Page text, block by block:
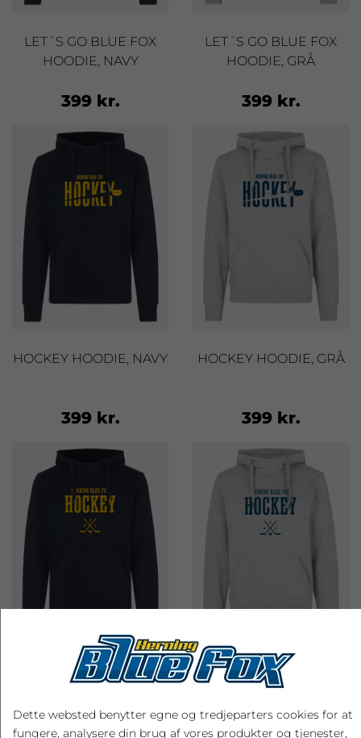
LET´S GO BLUE FOX
HOODIE, NAVY
399 kr.
LET´S GO BLUE FOX
HOODIE, GRÅ
399 kr.
HOCKEY HOODIE, NAVY
399 kr.
HOCKEY HOODIE, GRÅ
399 kr.
HERNING BLUE FOX
399 kr.
HERNING BLUE FOX
HOCKEY HOODIE, GRÅ
399 kr.
Dette websted benytter egne og tredjeparters cookies for at
fungere, analysere din brug af vores produkter og tjenester,